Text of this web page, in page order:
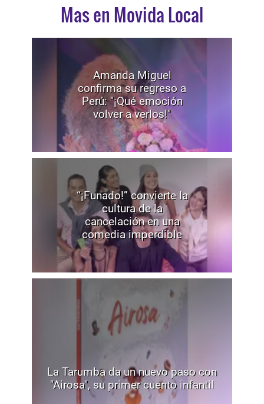
Mas en Movida Local
Amanda Miguel
confirma su regreso a
Perú: "¡Qué emoción
volver a verlos!"
“¡Funado!” convierte la
cultura de la
cancelación en una
comedia imperdible
La Tarumba da un nuevo paso con
"Airosa", su primer cuento infantil